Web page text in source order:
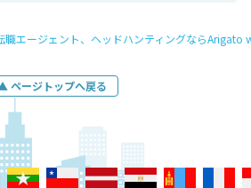
職エージェント、ヘッドハンティングならArigato
ページトップへ戻る